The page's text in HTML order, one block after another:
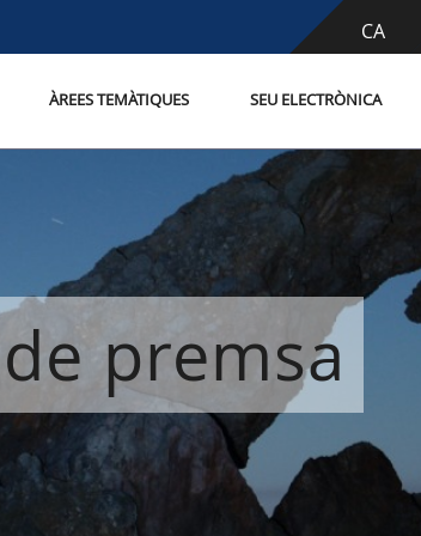
CA
ES
ÀREES TEMÀTIQUES SEU ELECTRÒNICA
premsa